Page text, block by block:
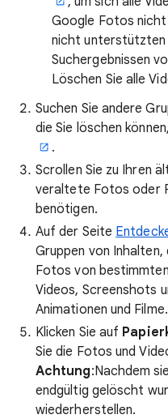
Google Fotos
nicht unterstützten
Suchergebnissen
Löschen Sie alle
Suchen Sie andere
die Sie löschen können,
.
Scrollen Sie zu Ihren
veraltete Fotos oder
benötigen.
Auf der Seite
Gruppen von Inhalten,
Fotos von
Videos, Screenshots
Animationen und Filme.
Klicken Sie auf
Sie die Fotos und
Achtung:Nachdem
endgültig gelöscht
wiederherstellen.